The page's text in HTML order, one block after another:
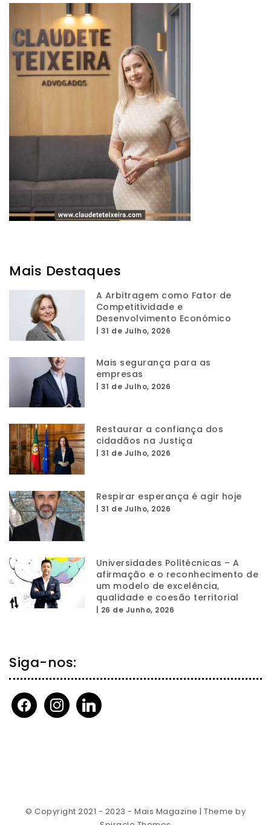
Mais Destaques
A Arbitragem como Fator de
Competitividade e
Desenvolvimento Económico
31 de Julho, 2026
Mais segurança para as
empresas
31 de Julho, 2026
Restaurar a confiança dos
cidadãos na Justiça
31 de Julho, 2026
Respirar esperança é agir hoje
31 de Julho, 2026
Universidades Politécnicas – A
afirmação e o reconhecimento de
um modelo de excelência,
qualidade e coesão territorial
26 de Junho, 2026
Siga-nos:
facebookinstagramlinkedin
© Copyright 2021 - 2023 - Mais Magazine | Theme by